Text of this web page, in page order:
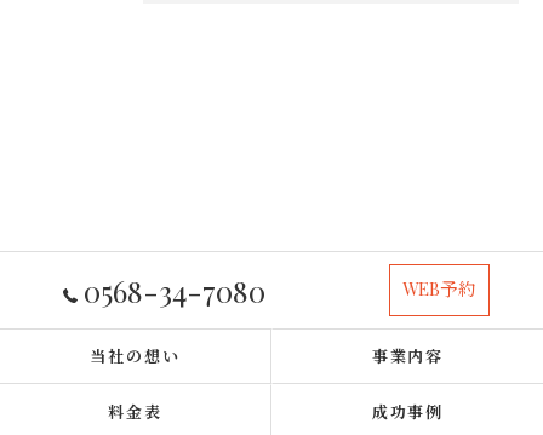
0568-34-7080 WEB予約
当社の想い 事業内容
料金表 成功事例